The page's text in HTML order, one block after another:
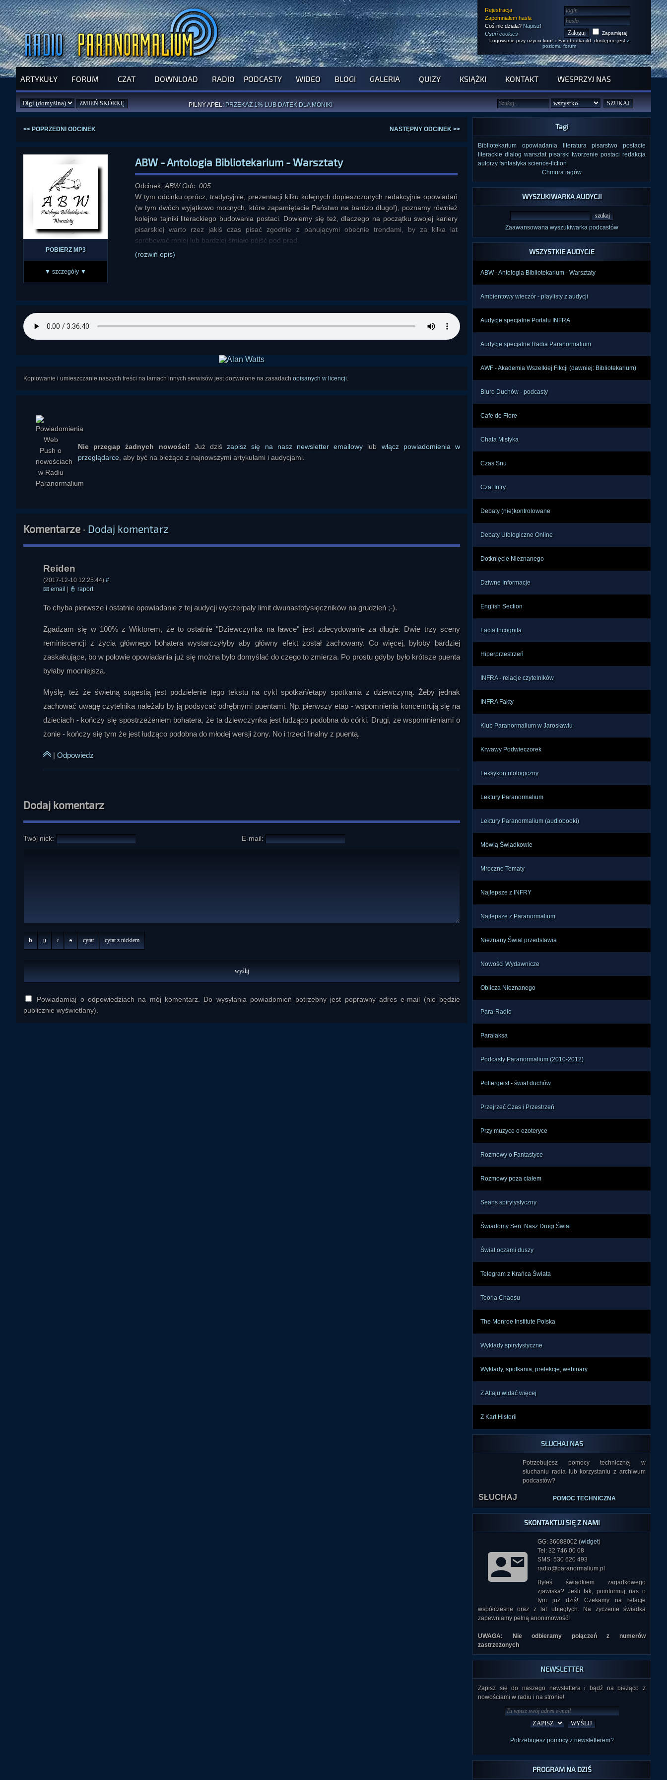
Rejestracja
Zapomniałem hasła
Coś nie działa? Napisz!
Usuń cookies
Zapamiętaj
Logowanie przy użyciu kont z Facebooka itd. dostępne jest z
poziomu forum
ARTYKUŁY FORUM CZAT DOWNLOAD RADIO PODCASTY WIDEO BLOGI GALERIA QUIZY KSIĄŻKI KONTAKT WESPRZYJ NAS
SPRAWDŹ PROGRAM NA NAJBLIŻSZY TYDZIEŃ
JUŻ DZIŚ WYPRÓBUJ NASZE OFICJALNE APLIKACJE
PILNY APEL: PRZEKAŻ 1% LUB DATEK DLA MONIKI
NOWE KSIĄŻKI AUTORSTWAA. MIAZGIID. TRELI
<< POPRZEDNI ODCINEK NASTĘPNY ODCINEK >>
POBIERZ MP3
▼ szczegóły ▼
ABW - Antologia Bibliotekarium - Warsztaty
Odcinek: ABW Odc. 005
W tym odcinku oprócz, tradycyjnie, prezentacji kilku kolejnych dopieszczonych redakcyjnie opowiadań
(w tym dwóch wyjątkowo mocnych, które zapamiętacie Państwo na bardzo długo!), poznamy również
kolejne tajniki literackiego budowania postaci. Dowiemy się też, dlaczego na początku swojej kariery
pisarskiej warto rzez jakiś czas pisać zgodnie z panującymi obecnie trendami, by za kilka lat
spróbować mniej lub bardziej śmiało pójść pod prąd.
(rozwiń opis)
Kopiowanie i umieszczanie naszych treści na łamach innych serwisów jest dozwolone na zasadach opisanych w licencji.
Nie przegap żadnych nowości! Już dziśzapisz się na nasz newsletter emailowy lub włącz powiadomienia w
przeglądarce , aby być na bieżąco z najnowszymi artykułami i audycjami.
Komentarze· Dodaj komentarz
Reiden
(2017-12-10 12:25:44) #
📧 email 👮 raport
To chyba pierwsze i ostatnie opowiadanie z tej audycji wyczerpały limit dwunastotysięczników na grudzień ;-).
Zgadzam się w 100% z Wiktorem, że to ostatnie "Dziewczynka na ławce" jest zdecydowanie za długie. Dwie trzy sceny
reminiscencji z życia głównego bohatera wystarczyłyby aby główny efekt został zachowany. Co więcej, byłoby bardziej
zaskakujące, bo w połowie opowiadania już się można było domyślać do czego to zmierza. Po prostu gdyby było krótsze puenta
byłaby mocniejsza.
Myślę, też że świetną sugestią jest podzielenie tego tekstu na cykl spotkań/etapy spotkania z dziewczyną. Żeby jednak
zachować uwagę czytelnika należało by ją podsycać odrębnymi puentami. Np. pierwszy etap - wspomnienia koncentrują się na
dzieciach - kończy się spostrzeżeniem bohatera, że ta dziewczynka jest łudząco podobna do córki. Drugi, ze wspomnieniami o
żonie - kończy się tym że jest łudząco podobna do młodej wersji żony. No i trzeci finalny z puentą.
| Odpowiedz
Dodaj komentarz
Twój nick: E-mail:
b u i s cytat cytat z nickiem
Powiadamiaj o odpowiedziach na mój komentarz. Do wysyłania powiadomień potrzebny jest poprawny adres e-mail (nie będzie
publicznie wyświetlany).
Tagi
Bibliotekarium opowiadania literatura pisarstwo
postacie
literackie dialog warsztat pisarski tworzenie postaci redakcja
autorzy fantastyka science-fiction
Chmura tagów
WYSZUKIWARKA AUDYCJI
Zaawansowana wyszukiwarka podcastów
WSZYSTKIE AUDYCJE
ABW - Antologia Bibliotekarium - Warsztaty
Ambientowy wieczór - playlisty z audycji
Audycje specjalne Portalu INFRA
Audycje specjalne Radia Paranormalium
AWF - Akademia Wszelkiej Fikcji (dawniej: Bibliotekarium)
Biuro Duchów - podcasty
Cafe de Flore
Chata Mistyka
Czas Snu
Czat Infry
Debaty (nie)kontrolowane
Debaty Ufologiczne Online
Dotknięcie Nieznanego
Dziwne Informacje
English Section
Facta Incognita
Hiperprzestrzeń
INFRA - relacje czytelników
INFRA Fakty
Klub Paranormalium w Jarosławiu
Krwawy Podwieczorek
Leksykon ufologiczny
Lektury Paranormalium
Lektury Paranormalium (audiobooki)
Mówią Świadkowie
Mroczne Tematy
Najlepsze z INFRY
Najlepsze z Paranormalium
Nieznany Świat przedstawia
Nowości Wydawnicze
Oblicza Nieznanego
Para-Radio
Paralaksa
Podcasty Paranormalium (2010-2012)
Poltergeist - świat duchów
Przejrzeć Czas i Przestrzeń
Przy muzyce o ezoteryce
Rozmowy o Fantastyce
Rozmowy poza ciałem
Seans spirytystyczny
Świadomy Sen: Nasz Drugi Świat
Świat oczami duszy
Telegram z Krańca Świata
Teoria Chaosu
The Monroe Institute Polska
Wykłady spirytystyczne
Wykłady, spotkania, prelekcje, webinary
Z Ałtaju widać więcej
Z Kart Historii
SŁUCHAJ NAS
Potrzebujesz pomocy technicznej w
słuchaniu radia lub korzystaniu z archiwum
podcastów?
POMOC TECHNICZNA
SKONTAKTUJ SIĘ Z NAMI
GG: 36088002 (widget)
Tel: 32 746 00 08
SMS: 530 620 493
radio@paranormalium.pl
Byłeś świadkiem zagadkowego
zjawiska? Jeśli tak, poinformuj nas o
tym już dziś! Czekamy na relacje
współczesne oraz z lat ubiegłych. Na życzenie świadka
zapewniamy pełną anonimowość!
UWAGA: Nie odbieramy połączeń z numerów
zastrzeżonych
NEWSLETTER
Zapisz się do naszego newslettera i bądź na bieżąco z
nowościami w radiu i na stronie!
Potrzebujesz pomocy z newsletterem?
PROGRAM NA DZIŚ